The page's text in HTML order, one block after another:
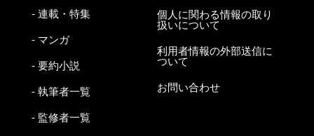
- 連載・特集
- マンガ
- 要約小説
- 執筆者一覧
- 監修者一覧
個人に関わる情報の取り
扱いについて
利用者情報の外部送信に
ついて
お問い合わせ